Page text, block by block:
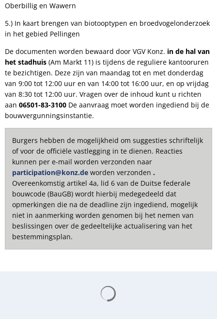
Oberbillig en Wawern
5.) In kaart brengen van biotooptypen en broedvogelonderzoek
in het gebied Pellingen
De documenten worden bewaard door VGV Konz. in de hal van
het stadhuis (Am Markt 11) is tijdens de reguliere kantooruren
te bezichtigen. Deze zijn van maandag tot en met donderdag
van 9:00 tot 12:00 uur en van 14:00 tot 16:00 uur, en op vrijdag
van 8:30 tot 12:00 uur. Vragen over de inhoud kunt u richten
aan 06501-83-3100 De aanvraag moet worden ingediend bij de
bouwvergunningsinstantie.
Burgers hebben de mogelijkheid om suggesties schriftelijk
of voor de officiële vastlegging in te dienen. Reacties
kunnen per e-mail worden verzonden naar
participation@konz.de worden verzonden .
Overeenkomstig artikel 4a, lid 6 van de Duitse federale
bouwcode (BauGB) wordt hierbij medegedeeld dat
opmerkingen die na de deadline zijn ingediend, mogelijk
niet in aanmerking worden genomen bij het nemen van
beslissingen over de gedeeltelijke actualisering van het
bestemmingsplan.